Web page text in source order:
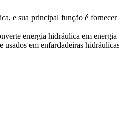
e sua principal função é
energia hidráulica em
​​em enfardadeiras